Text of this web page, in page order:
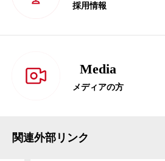
採用情報
Media
メディアの方
関連外部リンク